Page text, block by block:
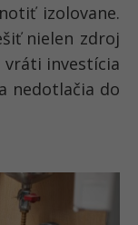
izolovane.
nielen zdroj
vráti investícia
nedotlačia do